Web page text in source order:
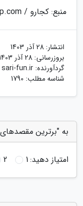
منبع: کجارو / theculturetrip.com
انتشار: 28 آذر 1403
بروزرسانی: 28 آذر 1403
گردآورنده: sari-fun.ir
شناسه مطلب: 1790
به "برترین مقصدهای
امتیاز دهید:1
2